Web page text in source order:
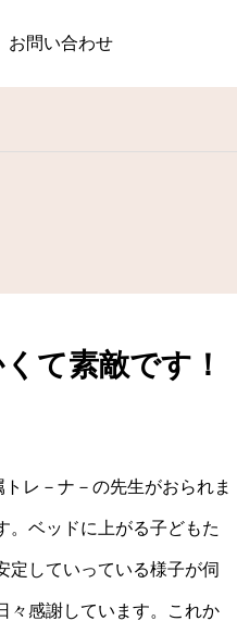
お問い合わせ
て素敵です！
レ－ナ－の先生がおられま
。ベッドに上がる子どもた
定していっている様子が伺
々感謝しています。これか